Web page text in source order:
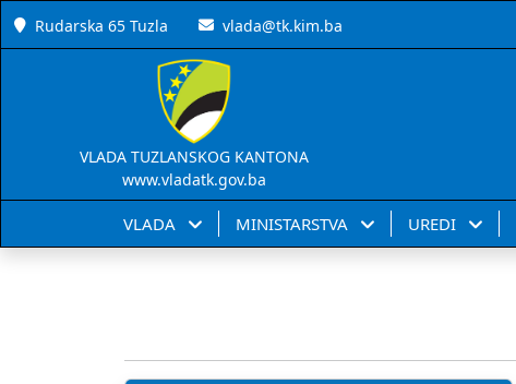
Rudarska 65 Tuzla vlada@tk.kim.ba
VLADA TUZLANSKOG KANTONA
www.vladatk.gov.ba
VLADA MINISTARSTVA UREDI